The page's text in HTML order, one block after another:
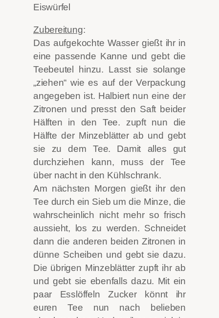
Eiswürfel
Zubereitung:
Das aufgekochte Wasser gießt ihr in
eine passende Kanne und gebt die
Teebeutel hinzu. Lasst sie solange
„ziehen“ wie es auf der Verpackung
angegeben ist. Halbiert nun eine der
Zitronen und presst den Saft beider
Hälften in den Tee. zupft nun die
Hälfte der Minzeblätter ab und gebt
sie zu dem Tee. Damit alles gut
durchziehen kann, muss der Tee
über nacht in den Kühlschrank.
Am nächsten Morgen gießt ihr den
Tee durch ein Sieb um die Minze, die
wahrscheinlich nicht mehr so frisch
aussieht, los zu werden. Schneidet
dann die anderen beiden Zitronen in
dünne Scheiben und gebt sie dazu.
Die übrigen Minzeblätter zupft ihr ab
und gebt sie ebenfalls dazu. Mit ein
paar Esslöffeln Zucker könnt ihr
euren Tee nun nach belieben